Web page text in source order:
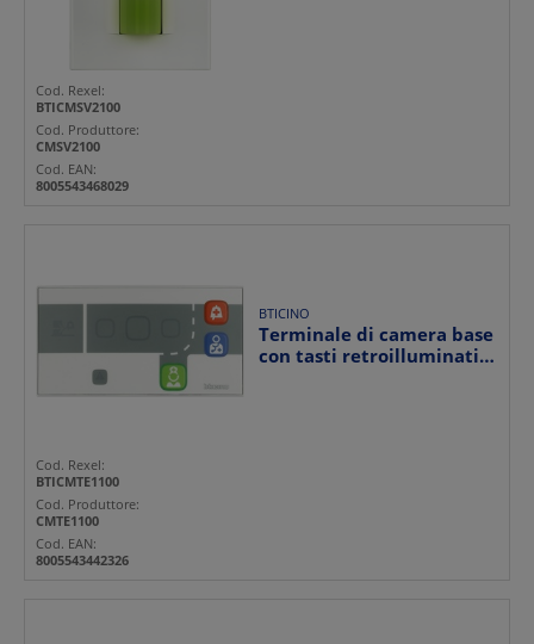
Cod. Rexel:
BTICMSV2100
Cod. Produttore:
CMSV2100
Cod. EAN:
8005543468029
BTICINO
Terminale di camera base
con tasti retroilluminati
Cod. Rexel:
BTICMTE1100
Cod. Produttore:
CMTE1100
Cod. EAN:
8005543442326